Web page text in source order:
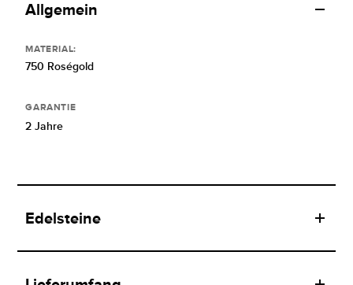
Allgemein
MATERIAL:
750 Roségold
GARANTIE
2 Jahre
Edelsteine